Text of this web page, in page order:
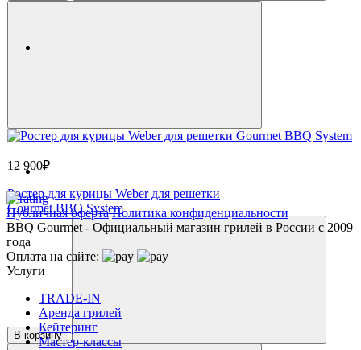
12 900₽
Ростер для курицы Weber для решетки
Gourmet BBQ System
В корзину
Публичная оферта Политика конфиденциальности
BBQ Gourmet - Официальный магазин грилей в России с 2009
года
Оплата на сайте:
Услуги
TRADE-IN
Аренда грилей
Кейтеринг
Мастер-классы